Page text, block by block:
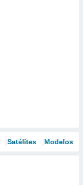
Satélites Modelos